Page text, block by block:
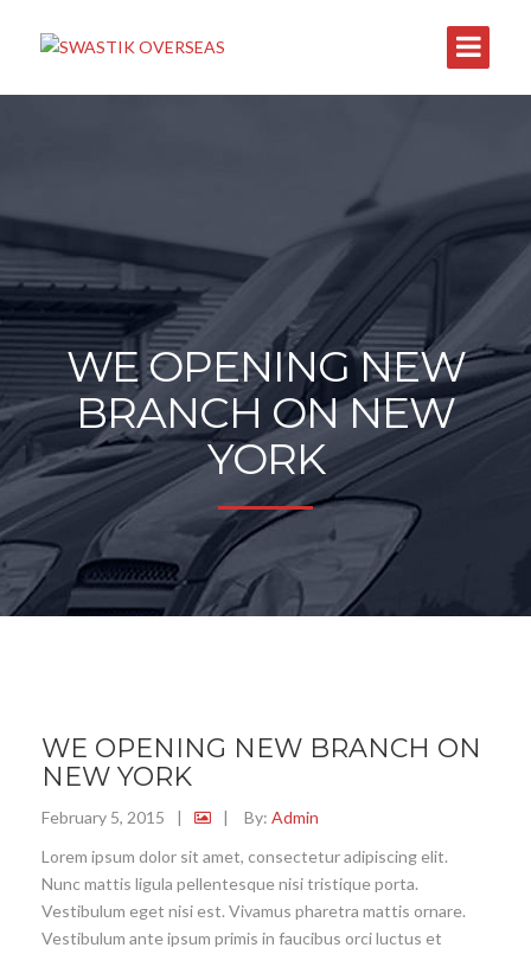
WE OPENING NEW
BRANCH ON NEW
YORK
WE OPENING NEW BRANCH ON
NEW YORK
February 5, 2015 | | By: Admin
Lorem ipsum dolor sit amet, consectetur adipiscing elit.
Nunc mattis ligula pellentesque nisi tristique porta.
Vestibulum eget nisi est. Vivamus pharetra mattis ornare.
Vestibulum ante ipsum primis in faucibus orci luctus et